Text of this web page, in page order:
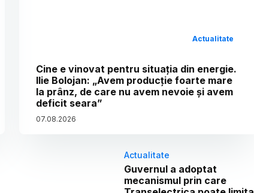
Actualitate
Cine e vinovat pentru situația din energie.
Ilie Bolojan: „Avem producție foarte mare
la prânz, de care nu avem nevoie și avem
deficit seara”
07.08.2026
Actualitate
Guvernul a adoptat
mecanismul prin care